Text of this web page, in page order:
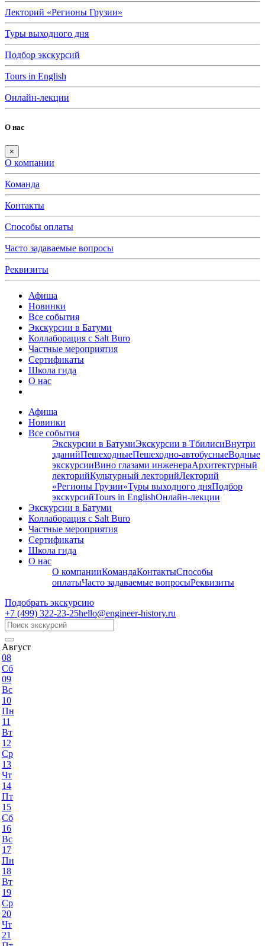
Лекторий «Регионы Грузии»
Туры выходного дня
Подбор экскурсий
Tours in English
Онлайн-лекции
О нас
×
О компании
Команда
Контакты
Способы оплаты
Часто задаваемые вопросы
Реквизиты
Афиша
Новинки
Все события
Экскурсии в Батуми
Коллаборация с Salt Buro
Частные мероприятия
Сертификаты
Школа гида
О нас
Афиша
Новинки
Все события
Экскурсии в БатумиЭкскурсии в ТбилисиВнутри
зданийПешеходныеПешеходно-автобусныеВодные
экскурсииВино глазами инженераАрхитектурный
лекторийКультурный лекторийЛекторий
«Регионы Грузии»Туры выходного дняПодбор
экскурсийTours in EnglishОнлайн-лекции
Экскурсии в Батуми
Коллаборация с Salt Buro
Частные мероприятия
Сертификаты
Школа гида
О нас
О компанииКомандаКонтактыСпособы
оплатыЧасто задаваемые вопросыРеквизиты
Подобрать экскурсию
+7 (499) 322-23-25hello@engineer-history.ru
Август
08
Сб
09
Вс
10
Пн
11
Вт
12
Ср
13
Чт
14
Пт
15
Сб
16
Вс
17
Пн
18
Вт
19
Ср
20
Чт
21